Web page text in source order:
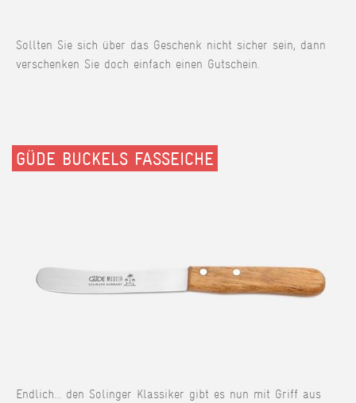
Sollten Sie sich über das Geschenk nicht sicher sein, dann
verschenken Sie doch einfach einen Gutschein.
GÜDE BUCKELS FASSEICHE
Endlich... den Solinger Klassiker gibt es nun mit Griff aus